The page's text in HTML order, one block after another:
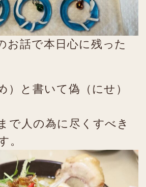
お話で本日心に残った
）と書いて偽（にせ）
で人の為に尽くすべき
。